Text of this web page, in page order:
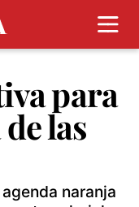
para
las
naranja